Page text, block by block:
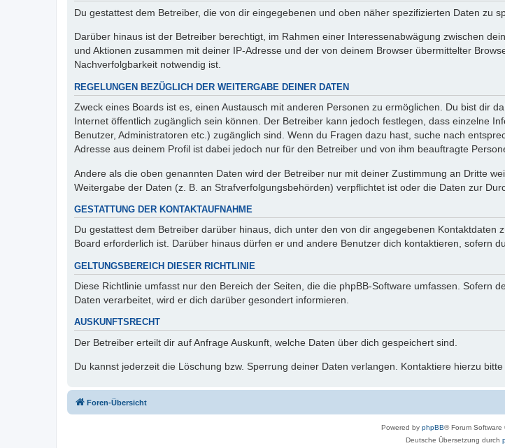
Du gestattest dem Betreiber, die von dir eingegebenen und oben näher spezifizierten Daten zu
Darüber hinaus ist der Betreiber berechtigt, im Rahmen einer Interessenabwägung zwischen
und Aktionen zusammen mit deiner IP-Adresse und der von deinem Browser übermittelter
Nachverfolgbarkeit notwendig ist.
REGELUNGEN BEZÜGLICH DER WEITERGABE DEINER DATEN
Zweck eines Boards ist es, einen Austausch mit anderen Personen zu ermöglichen. Du bist dir
Internet öffentlich zugänglich sein können. Der Betreiber kann jedoch festlegen, dass einzelne
Benutzer, Administratoren etc.) zugänglich sind. Wenn du Fragen dazu hast, suche nach
Adresse aus deinem Profil ist dabei jedoch nur für den Betreiber und von ihm beauftragte
Andere als die oben genannten Daten wird der Betreiber nur mit deiner Zustimmung an Dritte
Weitergabe der Daten (z. B. an Strafverfolgungsbehörden) verpflichtet ist oder die Daten zur
GESTATTUNG DER KONTAKTAUFNAHME
Du gestattest dem Betreiber darüber hinaus, dich unter den von dir angegebenen
Board erforderlich ist. Darüber hinaus dürfen er und andere Benutzer dich kontaktieren, sofern
GELTUNGSBEREICH DIESER RICHTLINIE
Diese Richtlinie umfasst nur den Bereich der Seiten, die die phpBB-Software umfassen. Sofern
Daten verarbeitet, wird er dich darüber gesondert informieren.
AUSKUNFTSRECHT
Der Betreiber erteilt dir auf Anfrage Auskunft, welche Daten über dich gespeichert sind.
Du kannst jederzeit die Löschung bzw. Sperrung deiner Daten verlangen. Kontaktiere hierzu bitte
Foren-Übersicht
Powered by phpBB® Forum Software
Deutsche Übersetzung durch